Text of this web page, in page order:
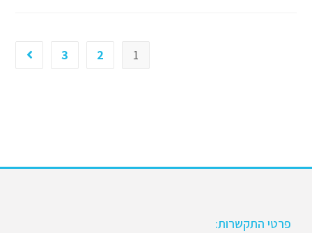
1
2
3
פרטי התקשרות: